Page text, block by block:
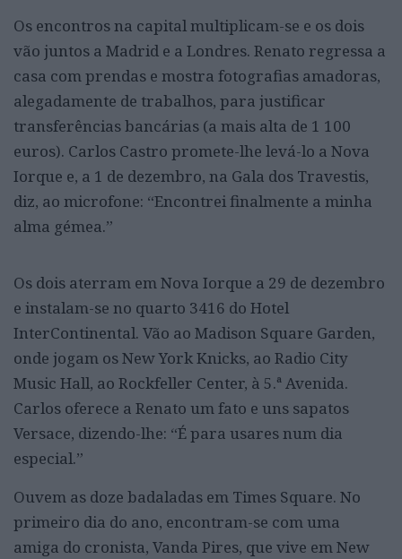
Os encontros na capital multiplicam-se e os dois
vão juntos a Madrid e a Londres. Renato regressa a
casa com prendas e mostra fotografias amadoras,
alegadamente de trabalhos, para justificar
transferências bancárias (a mais alta de 1 100
euros). Carlos Castro promete-lhe levá-lo a Nova
Iorque e, a 1 de dezembro, na Gala dos Travestis,
diz, ao microfone: “Encontrei finalmente a minha
alma gémea.”
Os dois aterram em Nova Iorque a 29 de dezembro
e instalam-se no quarto 3416 do Hotel
InterContinental. Vão ao Madison Square Garden,
onde jogam os New York Knicks, ao Radio City
Music Hall, ao Rockfeller Center, à 5.ª Avenida.
Carlos oferece a Renato um fato e uns sapatos
Versace, dizendo-lhe: “É para usares num dia
especial.”
Ouvem as doze badaladas em Times Square. No
primeiro dia do ano, encontram-se com uma
amiga do cronista, Vanda Pires, que vive em New